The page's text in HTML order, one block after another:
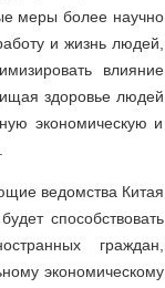
меры более научно
и жизнь людей,
влияние
здоровье людей
экономическую и
ведомства Китая
способствовать
граждан,
экономическому